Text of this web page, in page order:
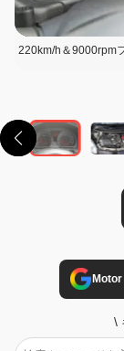
220km/h＆9000rpm
\